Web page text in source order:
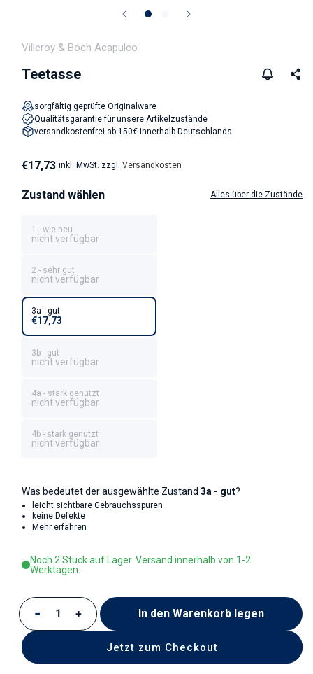
Villeroy & Boch Acapulco
Teetasse
sorgfältig geprüfte Originalware
Qualitätsgarantie für unsere Artikelzustände
versandkostenfrei ab 150€ innerhalb Deutschlands
Normaler Preis
€17,73 inkl. MwSt. zzgl. Versandkosten
Zustand wählen Alles über die Zustände
1 - wie neu
nicht verfügbar
2 - sehr gut
nicht verfügbar
3a - gut
€17,73
3b - gut
nicht verfügbar
4a - stark genutzt
nicht verfügbar
4b - stark genutzt
nicht verfügbar
Was bedeutet der ausgewählte Zustand 3a - gut?
leicht sichtbare Gebrauchsspuren
keine Defekte
Mehr erfahren
Noch 2 Stück auf Lager. Versand innerhalb von 1-2
Werktagen.
Verringere die Menge für Teetasse
Erhöhe die Menge für Teetasse
In den Warenkorb legen
Jetzt zum Checkout